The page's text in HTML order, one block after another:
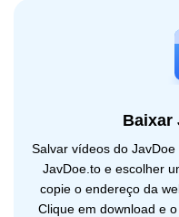
Baixar
Salvar vídeos do
JavDoe.to e escolher
copie o endereço da
Clique em download e